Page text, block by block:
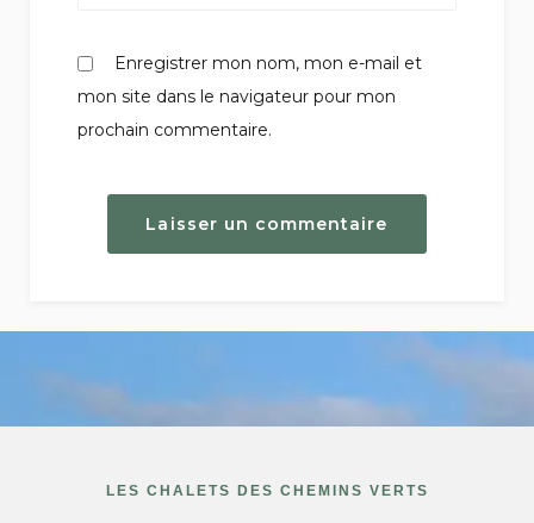
Enregistrer mon nom, mon e-mail et
mon site dans le navigateur pour mon
prochain commentaire.
LES CHALETS DES CHEMINS VERTS